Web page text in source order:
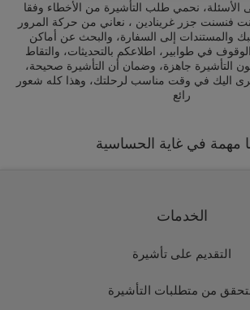
الأسئلة، نحمي طلب التأشيرة من الأخطاء وفقا
فنسنت جزر غرينادين ، نعاني من حركة المرور
والمستندات إلى السفارة، والبحث عن أماكن
في طوابير، اطلاعكم بالتحديثات، والتقاط
التأشيرة جاهزة، وضمان أن التأشيرة صحيحة،
اليك في وقت مناسب لرحلتك، وهذا كله شعور
رائع
مهمة في غاية الحساسية
الخدمات
التقديم على تأشيرة
من متطلبات التأشيرة